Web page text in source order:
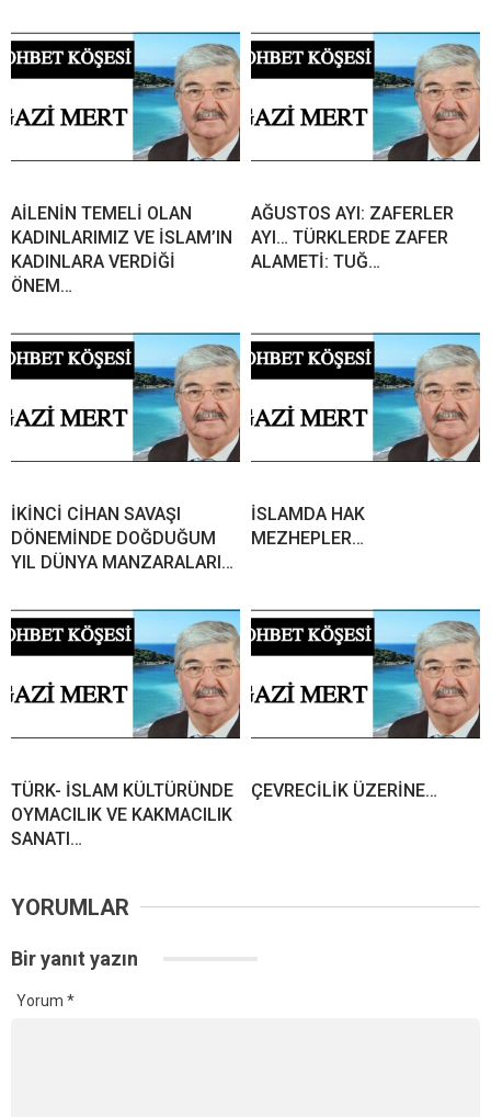
AİLENİN TEMELİ OLAN
KADINLARIMIZ VE İSLAM’IN
KADINLARA VERDİĞİ
ÖNEM…
AĞUSTOS AYI: ZAFERLER
AYI… TÜRKLERDE ZAFER
ALAMETİ: TUĞ…
İKİNCİ CİHAN SAVAŞI
DÖNEMİNDE DOĞDUĞUM
YIL DÜNYA MANZARALARI…
İSLAMDA HAK
MEZHEPLER…
TÜRK- İSLAM KÜLTÜRÜNDE
OYMACILIK VE KAKMACILIK
SANATI…
ÇEVRECİLİK ÜZERİNE…
YORUMLAR
Bir yanıt yazın
Yorum *